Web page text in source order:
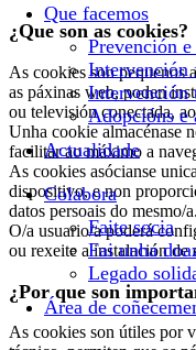
Que facemos
Prevención
Intervención
Intervención
Adopcións e
Actualidade
Colabora
Faite socia
Fai unha
Legado
Área de
¿Que son as cookies?
As cookies son pequenos
as páxinas web, poden
ou televisión conectada,
Unha cookie almacénase
facilitar ao máximo a
As cookies asócianse
dispositivo, e non
datos persoais do mesmo/a.
O/a usuario/a poderá
ou rexeite a instalación
¿Por que son
As cookies son útiles por